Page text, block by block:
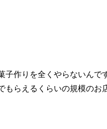
子作りを全くやらないんで
もらえるくらいの規模のお